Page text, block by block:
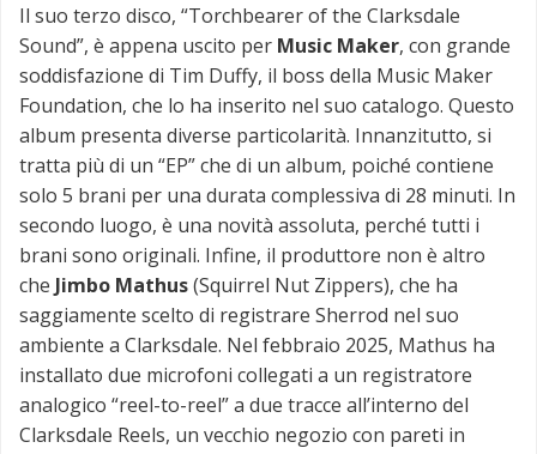
Il suo terzo disco, “Torchbearer of the Clarksdale
Sound”, è appena uscito per Music Maker, con grande
soddisfazione di Tim Duffy, il boss della Music Maker
Foundation, che lo ha inserito nel suo catalogo. Questo
album presenta diverse particolarità. Innanzitutto, si
tratta più di un “EP” che di un album, poiché contiene
solo 5 brani per una durata complessiva di 28 minuti. In
secondo luogo, è una novità assoluta, perché tutti i
brani sono originali. Infine, il produttore non è altro
che Jimbo Mathus(Squirrel Nut Zippers), che ha
saggiamente scelto di registrare Sherrod nel suo
ambiente a Clarksdale. Nel febbraio 2025, Mathus ha
installato due microfoni collegati a un registratore
analogico “reel-to-reel” a due tracce all’interno del
Clarksdale Reels, un vecchio negozio con pareti in